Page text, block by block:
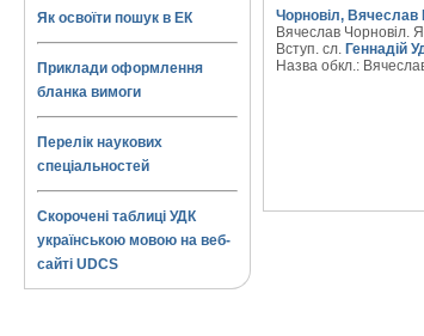
Як освоїти пошук в ЕК
Приклади оформлення
бланка вимоги
Перелік наукових
спеціальностей
Скорочені таблиці УДК
українською мовою на веб-
сайті UDCS
Чорновіл,
Вячеслав Чорновіл.
Вступ. сл. Геннадій
Назва обкл.: